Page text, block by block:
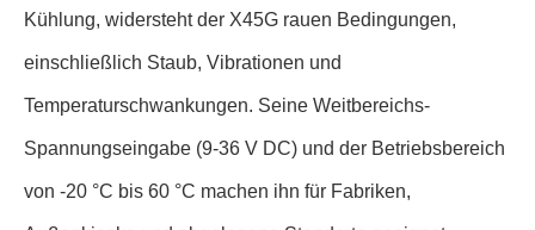
Kühlung, widersteht der X45G rauen Bedingungen,
einschließlich Staub, Vibrationen und
Temperaturschwankungen. Seine Weitbereichs-
Spannungseingabe (9-36 V DC) und der Betriebsbereich
von -20 °C bis 60 °C machen ihn für Fabriken,